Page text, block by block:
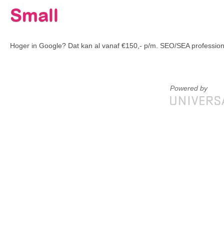
Small
Hoger in Google? Dat kan al vanaf €150,- p/m. SEO/SEA
Powered by